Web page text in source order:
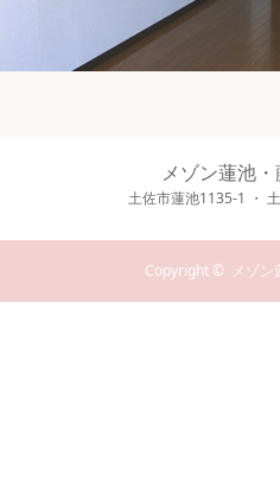
メゾン蓮池
土佐市蓮池1135-1 ・
Copyright © メゾン